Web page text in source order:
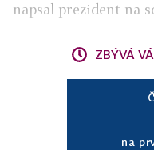
napsal prezident na
ZBÝVÁ
na